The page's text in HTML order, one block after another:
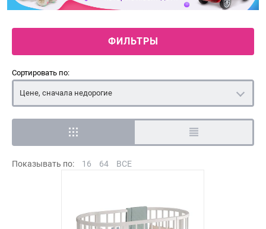
ФИЛЬТРЫ
Сортировать по:
Цене, сначала недорогие
Показывать по: 16 64 ВСЕ